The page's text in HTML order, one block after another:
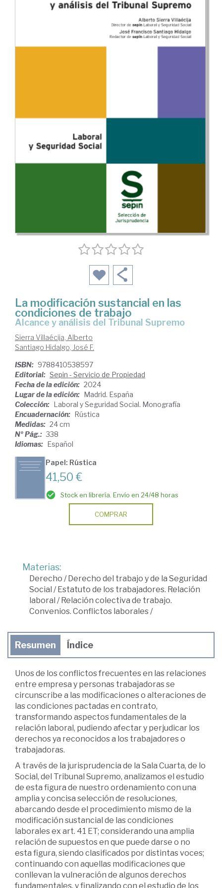
La modificación sustancial en las
condiciones de trabajo
alcance y análisis del Tribunal Supremo
Sierra Villaécija, Alberto
Santiago Hidalgo, José F.
ISBN: 9788410538597
Editorial: Sepin - Servicio de Propiedad
Fecha de la edición: 2024
Lugar de la edición:
Madrid. España
Colección:
Laboral y Seguridad Social. Monografía
Encuadernación:
Rústica
Medidas: 24 cm
Nº Pág.: 338
Idiomas:
Español
Papel: Rústica
41,50 €
Stock en librería. Envío en 24/48 horas
COMPRAR
Materias:
Derecho / Derecho del trabajo y de la Seguridad
Social / Estatuto de los trabajadores. Relación
laboral / Relación colectiva de trabajo.
Convenios. Conflictos laborales/
Resumen Índice
Unos de los conflictos frecuentes en las relaciones
entre empresa y personas trabajadoras se
circunscribe a las modificaciones o alteraciones de
las condiciones pactadas en contrato,
transformando aspectos fundamentales de la
relación laboral, pudiendo afectar y perjudicar los
derechos ya reconocidos a los trabajadores o
trabajadoras.
A través de la jurisprudencia de la Sala Cuarta, de lo
Social, del Tribunal Supremo, analizamos el estudio
de esta figura de nuestro ordenamiento con una
amplia y concisa selección de resoluciones,
abarcando desde el procedimiento mismo de la
modificación sustancial de las condiciones
laborales ex art. 41 ET; considerando una amplia
relación de supuestos en que puede darse o no
esta figura, siendo clasificados por distintas voces;
continuando con aquellas modificaciones que
conllevan la vulneración de algunos derechos
fundamentales, y finalizando con el estudio de los